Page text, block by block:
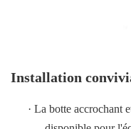
visualisation
Angle de
Installation
· La botte accrochant